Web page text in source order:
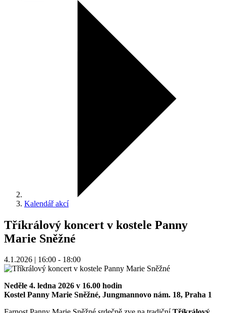
Kalendář akcí
Tříkrálový koncert v kostele Panny
Marie Sněžné
4.1.2026 | 16:00 - 18:00
Neděle 4. ledna 2026 v 16.00 hodin
Kostel Panny Marie Sněžné, Jungmannovo nám. 18, Praha 1